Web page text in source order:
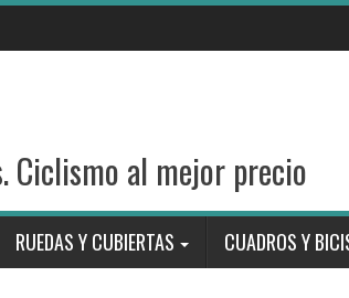
Ciclismo al mejor precio
RUEDAS Y CUBIERTAS CUADROS Y